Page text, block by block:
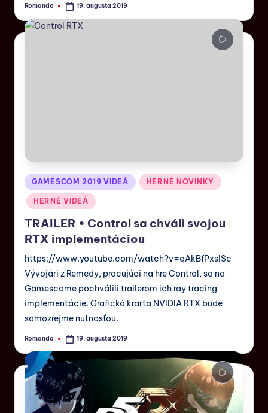
Romando 19. augusta 2019
GAMESCOM 2019 VIDEÁ HERNÉ NOVINKY
HERNÉ VIDEÁ
TRAILER • Control sa chváli svojou
RTX implementáciou
https://www.youtube.com/watch?v=qAkBfPxsISc
Vývojári z Remedy, pracujúci na hre Control, sa na
Gamescome pochválili trailerom ich ray tracing
implementácie. Grafická krarta NVIDIA RTX bude
samozrejme nutnosťou.
Romando 19. augusta 2019